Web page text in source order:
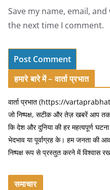
Save my name, email,
the next time I comment.
हमारे बारे में – वार्ता प्रभात
वार्ता प्रभात (https://
जो निष्पक्ष, सटीक और तेज़ खबरें आप तक
कि देश और दुनिया की हर महत्वपूर्ण
भेदभाव या पूर्वाग्रह के। हम जनता की
निष्पक्ष रूप से प्रस्तुत करने में विश्वास
समाचार